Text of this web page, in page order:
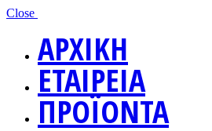
Close
ΑΡΧΙΚΗ
ΕΤΑΙΡΕΙΑ
ΠΡΟΪΟΝΤΑ